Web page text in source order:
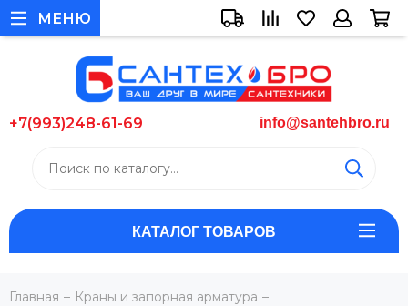
+7(993)248-61-69 info@santehbro.ru
КАТАЛОГ ТОВАРОВ
МЕНЮ
Главная
Краны и запорная арматура